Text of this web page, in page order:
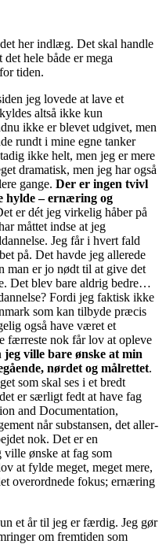
her indlæg. Det skal handle
hele både er mega
tiden.
jeg lovede at lave et
altså ikke kun
ikke er blevet udgivet, men
rundt i mine egne tanker
ikke helt, men jeg er mere
dramatisk, men jeg har også
gange. Der er ingen tvivl
hylde – ernæring og
er dét jeg virkelig håber på
måttet indse at jeg
Jeg får i hvert fald
på. Det havde jeg allerede
man er jo nødt til at give det
Det blev bare aldrig bedre…
Fordi jeg faktisk ikke
som kan tilbyde præcis
også have været et
færreste nok får lov at opleve
jeg ville bare ønske at min
nørdet og målrettet.
som skal ses i et bredt
er særligt fedt at have fag
and Documentation,
når substansen, det aller-
nok. Det er en
ville ønske at fag som
at fylde meget, meget mere,
overordnede fokus; ernæring
et år til jeg er færdig. Jeg gør
om fremtiden som